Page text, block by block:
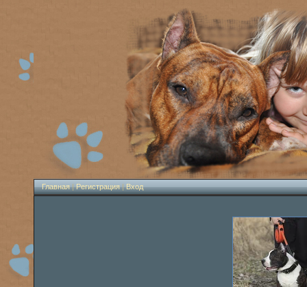
Главная|Регистрация|Вход